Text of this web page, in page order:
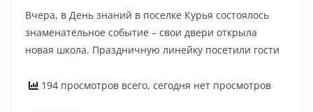
Вчера, в День знаний в поселке Курья состоялось
знаменательное событие – свои двери открыла
новая школа. Праздничную линейку посетили гости
194 просмотров всего, сегодня нет просмотров